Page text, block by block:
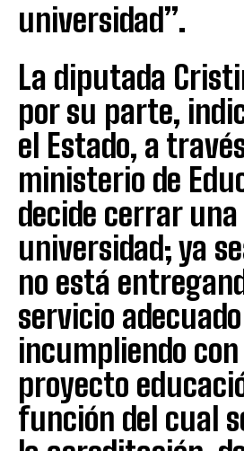
universidad”.
La diputada
por su parte,
el Estado, a
ministerio de
decide cerrar una
universidad; ya
no está
servicio
incumpliendo con
proyecto
función del cual